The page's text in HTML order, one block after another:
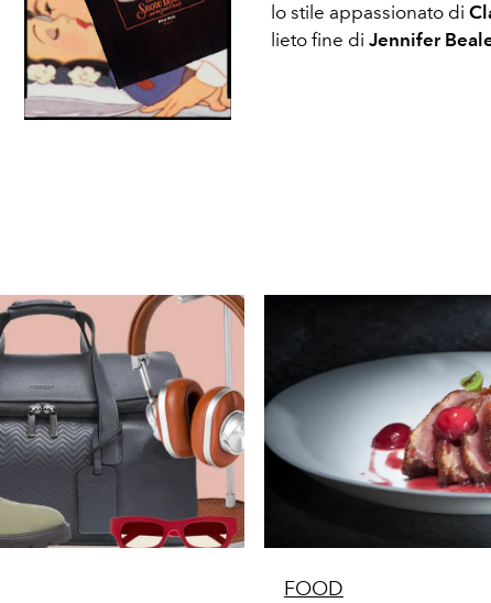
lo stile appassionato di
lieto fine di Jennifer
FOOD